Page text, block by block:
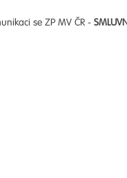
se ZP MV ČR -